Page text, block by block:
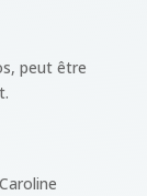
peut être